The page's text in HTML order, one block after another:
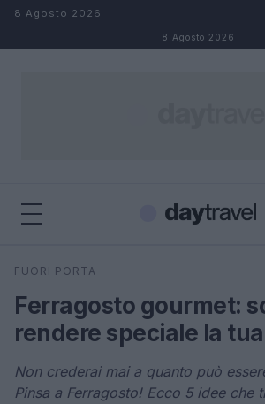
Salta al contenuto
8 Agosto 2026
8 Agosto 2026
Cerca
FUORI PORTA
Ferragosto gourmet:
rendere speciale la
Non crederai mai a quanto può
Pinsa a Ferragosto! Ecco 5 idee che